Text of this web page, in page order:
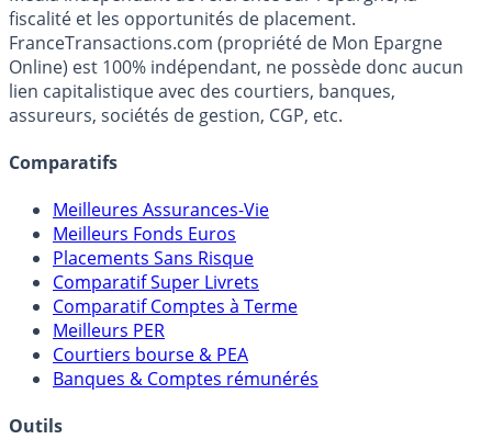
Premier guide épargne de France, en ligne depuis 2001.
Média indépendant de référence sur l'épargne, la
fiscalité et les opportunités de placement.
FranceTransactions.com (propriété de Mon Epargne
Online) est 100% indépendant, ne possède donc aucun
lien capitalistique avec des courtiers, banques,
assureurs, sociétés de gestion, CGP, etc.
Comparatifs
Meilleures Assurances-Vie
Meilleurs Fonds Euros
Placements Sans Risque
Comparatif Super Livrets
Comparatif Comptes à Terme
Meilleurs PER
Banques & Comptes rémunérés